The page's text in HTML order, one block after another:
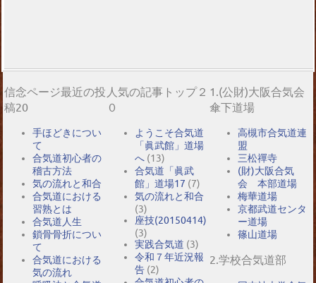
信念ページ最近の投
稿20
手ほどきについ
て
合気道初心者の
稽古方法
気の流れと和合
合気道における
習熟とは
合気道人生
鎖骨骨折につい
て
合気道における
気の流れ
人気の記事トップ２
０
ようこそ合気道
「眞武館」道場
へ (13)
合気道「眞武
館」道場17 (7)
気の流れと和合
(3)
座技(20150414)
(3)
実践合気道 (3)
令和７年近況報
告 (2)
1.(公財)大阪合気会
傘下道場
高槻市合気道連
盟
三松禪寺
(財)大阪合気
会 本部道場
梅華道場
京都武道センタ
ー道場
篠山道場
2.学校合気道部